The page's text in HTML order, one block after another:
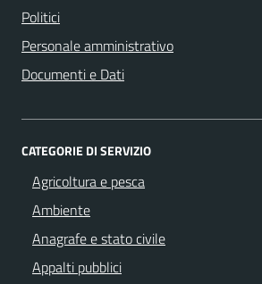
Politici
Personale amministrativo
Documenti e Dati
CATEGORIE DI SERVIZIO
Agricoltura e pesca
Ambiente
Anagrafe e stato civile
Appalti pubblici